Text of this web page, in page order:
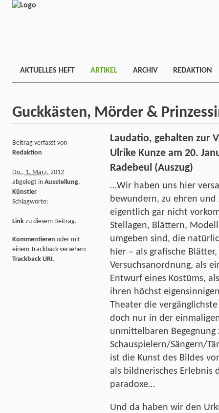
AKTUELLES HEFT ARTIKEL ARCHIV REDAKTION
Guckkästen, Mörder &
Laudatio, gehalten zur
Ulrike Kunze am 20.
Radebeul (Auszug)
…Wir haben uns hier
bewundern, zu ehren
eigentlich gar nicht
Stellagen, Blättern,
umgeben sind, die
hier – als grafische
Versuchsanordnung, als
Entwurf eines Kostüms,
ihren höchst
Theater die
doch nur in der
unmittelbaren Begegnung
Schauspielern/Sängern/
ist die Kunst des Bildes
als bildnerisches Erlebnis
paradoxe…
Und da haben wir den
Beitrag verfasst von
Redaktion
Do., 1. März. 2012
abgelegt in Ausstellung,
Künstler
Schlagworte:
Link zu diesem Beitrag.
Kommentieren oder mit
einem Trackback versehen:
Trackback URI.